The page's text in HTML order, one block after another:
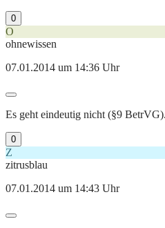
0
O
ohnewissen
07.01.2014 um 14:36 Uhr
Es geht eindeutig nicht (§9
0
Z
zitrusblau
07.01.2014 um 14:43 Uhr